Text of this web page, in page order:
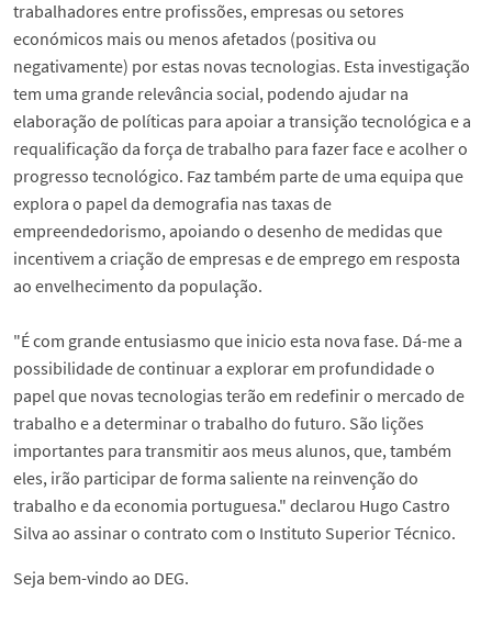
trabalhadores entre profissões, empresas ou setores
económicos mais ou menos afetados (positiva ou
negativamente) por estas novas tecnologias. Esta investigação
tem uma grande relevância social, podendo ajudar na
elaboração de políticas para apoiar a transição tecnológica e a
requalificação da força de trabalho para fazer face e acolher o
progresso tecnológico. Faz também parte de uma equipa que
explora o papel da demografia nas taxas de
empreendedorismo, apoiando o desenho de medidas que
incentivem a criação de empresas e de emprego em resposta
ao envelhecimento da população.
"É com grande entusiasmo que inicio esta nova fase. Dá-me a
possibilidade de continuar a explorar em profundidade o
papel que novas tecnologias terão em redefinir o mercado de
trabalho e a determinar o trabalho do futuro. São lições
importantes para transmitir aos meus alunos, que, também
eles, irão participar de forma saliente na reinvenção do
trabalho e da economia portuguesa." declarou Hugo Castro
Silva ao assinar o contrato com o Instituto Superior Técnico.
Seja bem-vindo ao DEG.